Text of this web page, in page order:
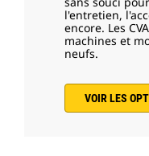
l'entretien,
encore. Les
machines et
neufs.
VOIR LES